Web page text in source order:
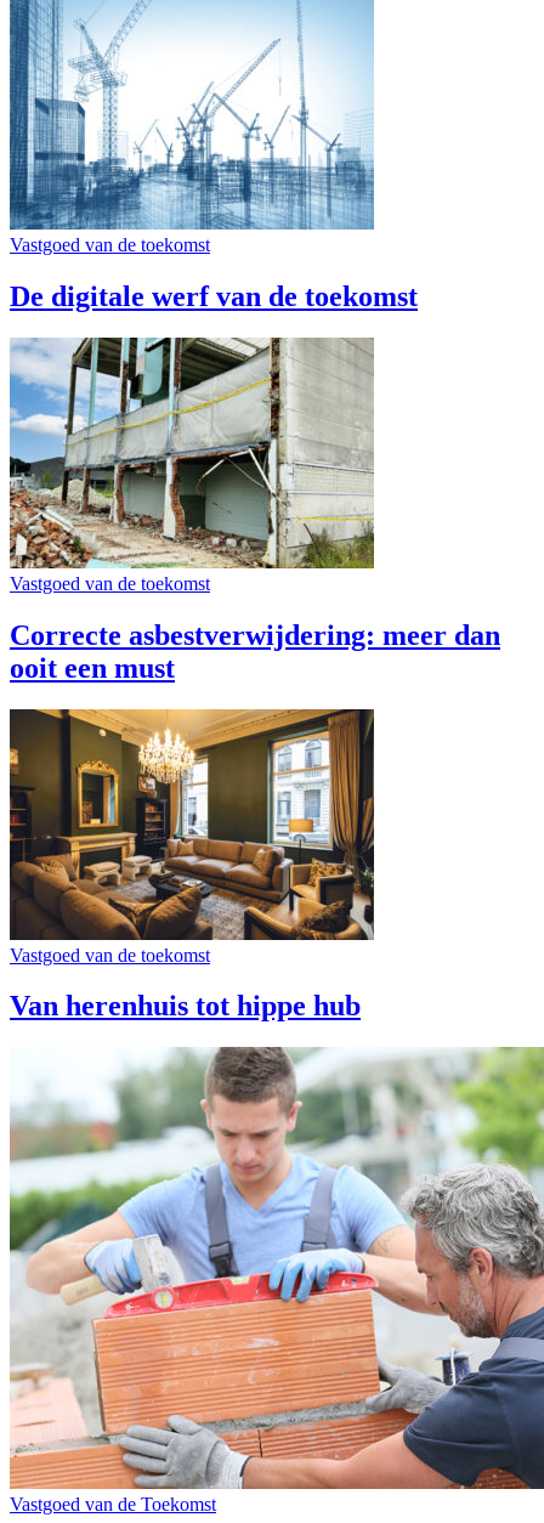
Vastgoed van de toekomst
De digitale werf van de toekomst
Vastgoed van de toekomst
Correcte asbestverwijdering: meer dan
ooit een must
Vastgoed van de toekomst
Van herenhuis tot hippe hub
Vastgoed van de Toekomst